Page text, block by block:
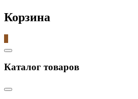
Корзина
Catalog
Каталог товаров